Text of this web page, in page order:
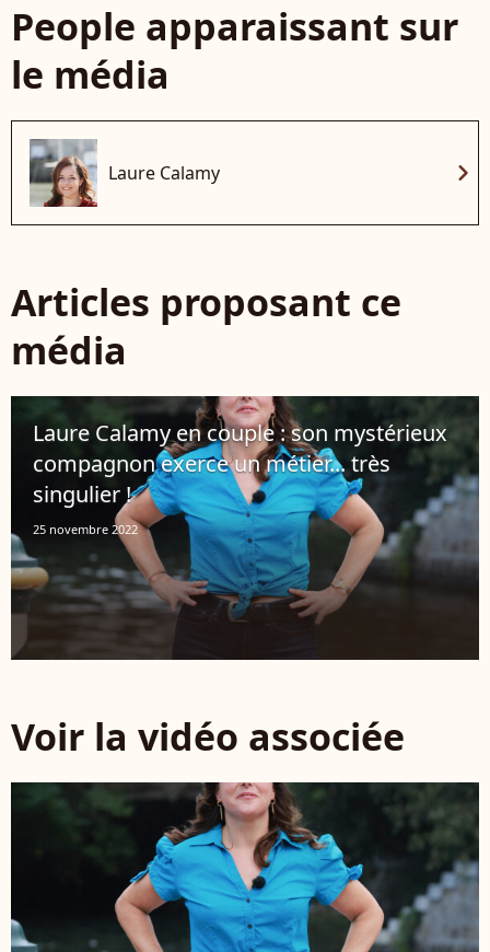
People apparaissant sur
le média
Laure Calamy chevron_right
Articles proposant ce
média
Laure Calamy en couple : son mystérieux
compagnon exerce un métier... très
singulier !
25 novembre 2022
Voir la vidéo associée